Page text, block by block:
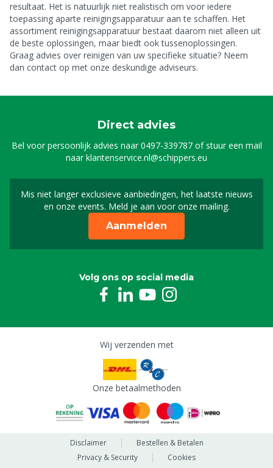
resultaat. Het is natuurlijk niet realistisch om voor iedere
toepassing aparte reinigingsapparatuur aan te schaffen. Het
assortiment reinigingsapparatuur bestaat daarom niet alleen uit
de beste oplossingen, maar biedt ook tussenoplossingen.
Graag advies over reinigen van uw specifieke situatie? Neem
dan contact op met onze deskundige adviseurs.
Direct advies
Bel voor persoonlijk advies naar0497-339787of stuur een mail
naarklantenservice.nl@schippers.eu
Mis niet langer exclusieve aanbiedingen, het laatste nieuws
en onze events. Meld je aan voor onze mailing.
Schrijf je in voor onze
Aanmelden
Volg ons op social media
Wij verzenden met
Onze betaalmethoden
Disclaimer
Bestellen & Betalen
Privacy & Security
Cookies